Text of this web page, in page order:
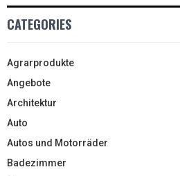
CATEGORIES
Agrarprodukte
Angebote
Architektur
Auto
Autos und Motorräder
Badezimmer